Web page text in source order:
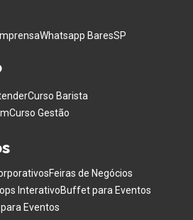
ImprensaWhatsapp BaresSP
Curso Barista
Curso Gestão
Feiras de Negócios
InterativoBuffet para Eventos
Eventos